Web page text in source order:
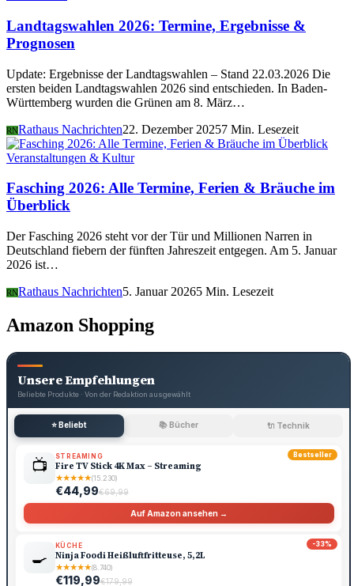
Landtagswahlen 2026: Termine, Ergebnisse &
Prognosen
Update: Ergebnisse der Landtagswahlen – Stand 22.03.2026 Die
ersten beiden Landtagswahlen 2026 sind entschieden. In Baden-
Württemberg wurden die Grünen am 8. März…
RNRathaus Nachrichten22. Dezember 20257 Min. Lesezeit
Veranstaltungen & Kultur
Fasching 2026: Alle Termine, Ferien & Bräuche im
Überblick
Der Fasching 2026 steht vor der Tür und Millionen Narren in
Deutschland fiebern der fünften Jahreszeit entgegen. Am 5. Januar
2026 ist…
RNRathaus Nachrichten5. Januar 20265 Min. Lesezeit
Amazon Shopping
Unsere Empfehlungen
Beliebte Produkte · Von der Redaktion ausgewählt
⭐ Beliebt 📚 Bücher 🔌 Technik
Bestseller
📺 STREAMING
Fire TV Stick 4K Max – Streaming
★★★★★(15.230)
€44,99€69,99
Auf Amazon ansehen →
-33%
🍳
KÜCHE
Ninja Foodi Heißluftfritteuse, 5,2L
★★★★★(8.740)
€119,99€179,99